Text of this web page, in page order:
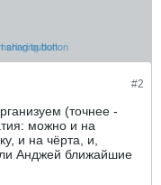
#2
(точнее -
можно и на
и на чёрта, и,
Анджей ближайшие